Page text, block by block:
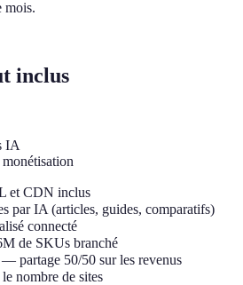
mois.
inclus
IA
et CDN inclus
par IA (articles, guides, comparatifs)
connecté
de SKUs branché
partage 50/50 sur les revenus
nombre de sites